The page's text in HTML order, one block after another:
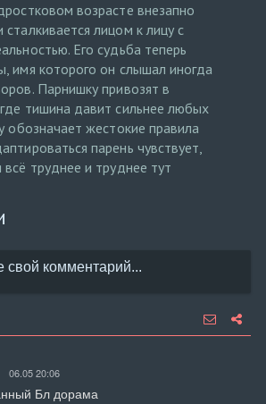
возрасте внезапно
лицом к лицу с
Его судьба теперь
имя которого он слышал иногда
Парнишку привозят в
тишина давит сильнее любых
обозначает жестокие правила
парень чувствует,
труднее и труднее тут
06.05 20:06
Бл дорама